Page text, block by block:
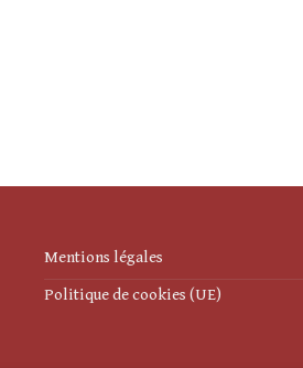
Mentions légales
Politique de cookies (UE)